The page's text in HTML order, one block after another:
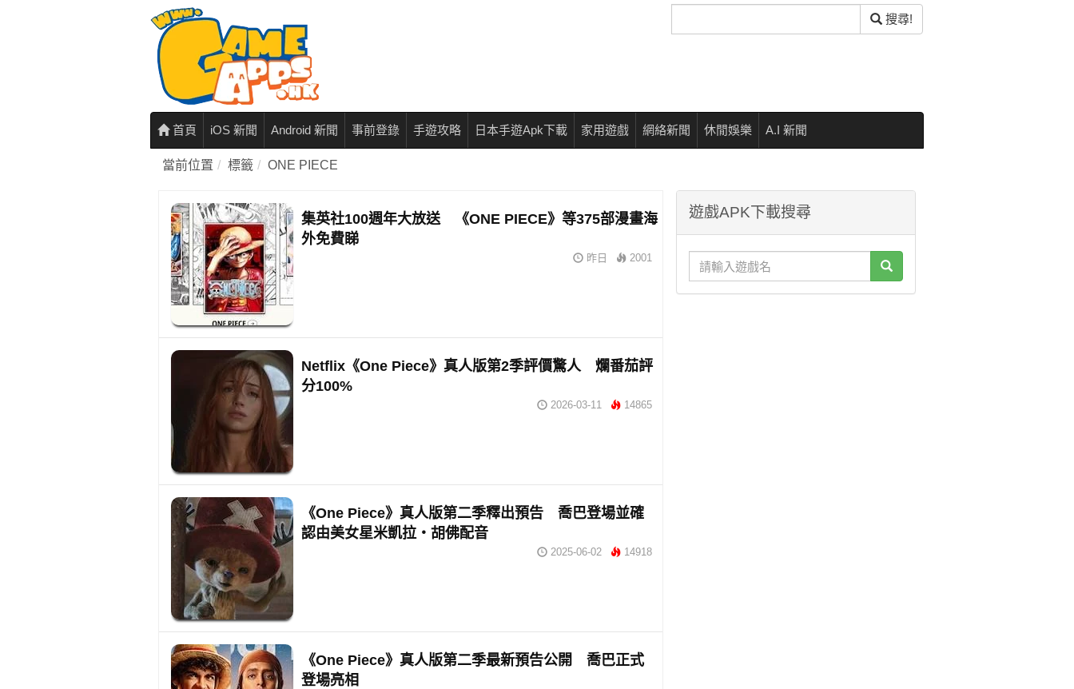
尋
搜尋!
首頁 iOS 新聞 Android 新聞 事前登錄 手遊攻略 日本手遊Apk下載 家用遊戲 網絡新聞 休閒娛樂 A.I 新聞
當前位置 標籤 ONE PIECE
集英社100週年大放送 《ONE PIECE》等375部漫畫海
外免費睇
昨日 2001
Netflix《One Piece》真人版第2季評價驚人 爛番茄評
分100%
2026-03-11 14865
《One Piece》真人版第二季釋出預告 喬巴登場並確
認由美女星米凱拉・胡佛配音
2025-06-02 14918
《One Piece》真人版第二季最新預告公開 喬巴正式
登場亮相
遊戲APK下載搜尋